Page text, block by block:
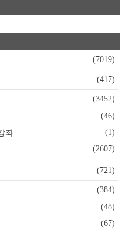
(7019)
(417)
(3452)
(46)
좌
(1)
(2607)
(721)
(384)
(48)
(67)